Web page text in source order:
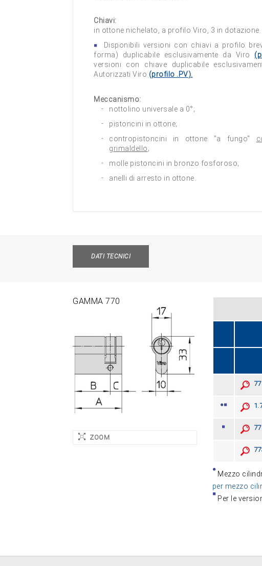
Chiavi:
in ottone nichelato, a profilo Viro, 3 in dotazione.
Disponibili versioni con chiavi a profilo
forma) duplicabile esclusivamente da Viro
versioni con chiave duplicabile
Autorizzati Viro (profilo .PV).
Meccanismo:
nottolino universale a 0°;
pistoncini in ottone;
contropistoncini in ottone "a fungo"
grimaldello;
molle pistoncini in bronzo fosforoso;
anelli di arresto in ottone.
DATI TECNICI
GAMMA 770
ZOOM
Mezzo
per mezzo
Per le